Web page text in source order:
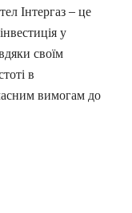
Інтергаз – це
у
своїм
в
вимогам до